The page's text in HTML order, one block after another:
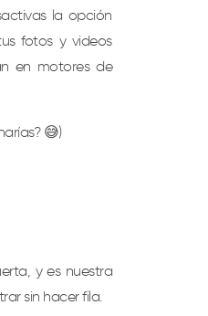
la opción
fotos y videos
en motores de
😅)
y es nuestra
sin hacer fila.